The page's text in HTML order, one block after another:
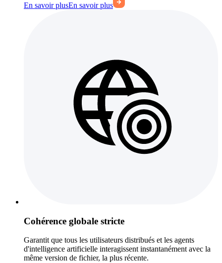
En savoir plusEn savoir plus
Cohérence globale stricte
Garantit que tous les utilisateurs distribués et les agents
d'intelligence artificielle interagissent instantanément avec la
même version de fichier, la plus récente.